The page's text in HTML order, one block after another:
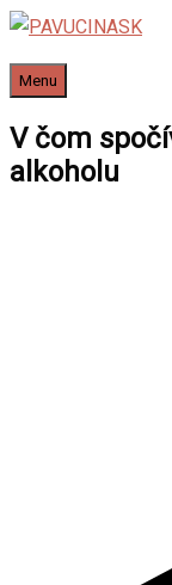
Skip
to
content
Menu
Menu
V čom
alkoholu